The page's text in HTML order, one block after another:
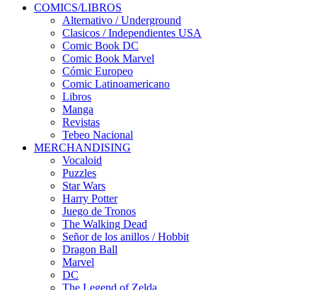
COMICS/LIBROS
Alternativo / Underground
Clasicos / Independientes USA
Comic Book DC
Comic Book Marvel
Cómic Europeo
Comic Latinoamericano
Libros
Manga
Revistas
Tebeo Nacional
MERCHANDISING
Vocaloid
Puzzles
Star Wars
Harry Potter
Juego de Tronos
The Walking Dead
Señor de los anillos / Hobbit
Dragon Ball
Marvel
DC
The Legend of Zelda